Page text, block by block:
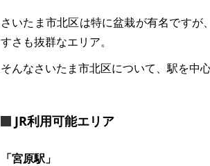
さいたま市北区は特に盆栽が有名です
すさも抜群なエリア。
そんなさいたま市北区について、駅を中
JR利用可能エリア
「宮原駅」